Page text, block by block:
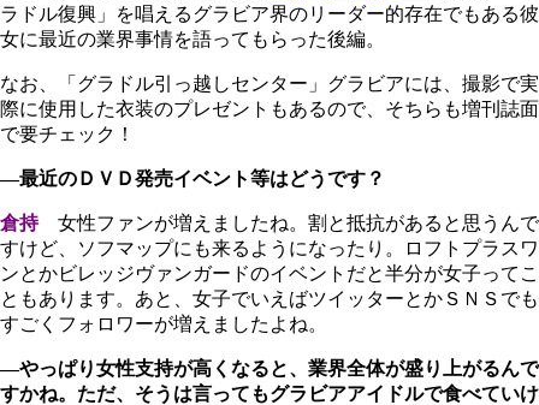
ラドル復興」を唱えるグラビア界のリーダー的存在でもある彼
女に最近の業界事情を語ってもらった後編。
なお、「グラドル引っ越しセンター」グラビアには、撮影で実
際に使用した衣装のプレゼントもあるので、そちらも増刊誌面
で要チェック！
―最近のＤＶＤ発売イベント等はどうです？
倉持女性ファンが増えましたね。割と抵抗があると思うんで
すけど、ソフマップにも来るようになったり。ロフトプラスワ
ンとかビレッジヴァンガードのイベントだと半分が女子ってこ
ともあります。あと、女子でいえばツイッターとかＳＮＳでも
すごくフォロワーが増えましたよね。
―やっぱり女性支持が高くなると、業界全体が盛り上がるんで
すかね。ただ、そうは言ってもグラビアアイドルで食べていけ